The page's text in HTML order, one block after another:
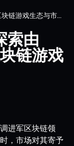
链游戏生态与市...
索由
链游戏
进军区块链领
，市场对其寄予